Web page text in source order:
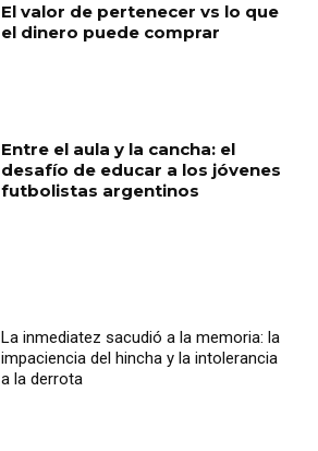
El valor de pertenecer vs lo que
el dinero puede comprar
Entre el aula y la cancha: el
desafío de educar a los jóvenes
futbolistas argentinos
La inmediatez sacudió a la memoria: la
impaciencia del hincha y la intolerancia
a la derrota